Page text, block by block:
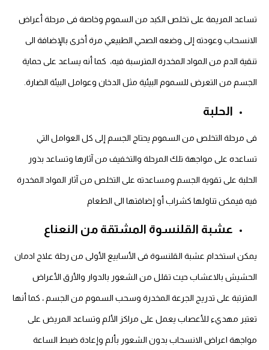
تساعد المريمة على تخلص الكبد من السموم وخاصة فى مرحلة أعراض
الانسحاب وعودته إلى وضعه الصحي الطبيعي مرة أخرى بالإضافة الى
تنقية الدم من المواد المخدرة المترسبة فيه، كما أنه يساعد على حماية
الجسم من التعرض للسموم البيئية مثل الدخان وعوامل البيئة الضارة.
الحلبة
فى مرحلة التخلص من السموم يحتاج الجسم إلى كل العوامل التي
تساعده على مواجهة تلك المرحلة والتخفيف من آثارها وتساعد بذور
الحلبة على تقوية الجسم ومساعدته على التخلص من آثار المواد المخدرة
فيه فيمكن تناولها كشراب أو إضافتها الى الطعام
عشبة القلنسوة المشتقة من النعناع
يمكن استخدام عشبة القلنسوة فى الأسابيع الأولى من رحلة علاج ادمان
الحشيش بالاعشاب حيث تقلل من الشعور بالدوار والأرق الأعراض
المترتبة على تدريج الجرعة المخدرة وسحب السموم من الجسم ، كما أنها
تعتبر مهديء للأعصاب يعمل على مراكز الألم وتساعد المريض على
مواجهة اعراض الانسحاب بدون الشعور بألم وإعادة ضبط الساعة